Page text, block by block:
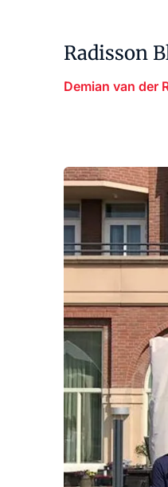
Radisson
Demian van der